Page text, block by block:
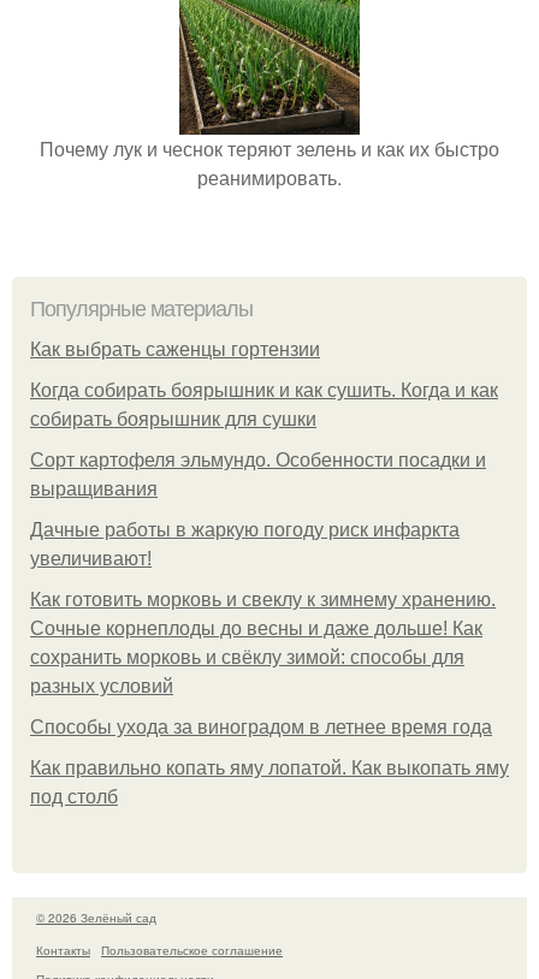
Почему лук и чеснок теряют зелень и как их быстро
реанимировать.
Популярные материалы
Как выбрать саженцы гортензии
Когда собирать боярышник и как сушить. Когда и как
собирать боярышник для сушки
Сорт картофеля эльмундо. Особенности посадки и
выращивания
Дачные работы в жаркую погоду риск инфаркта
увеличивают!
Как готовить морковь и свеклу к зимнему хранению.
Сочные корнеплоды до весны и даже дольше! Как
сохранить морковь и свёклу зимой: способы для
разных условий
Способы ухода за виноградом в летнее время года
Как правильно копать яму лопатой. Как выкопать яму
под столб
© 2026 Зелёный сад
Контакты
Пользовательское соглашение